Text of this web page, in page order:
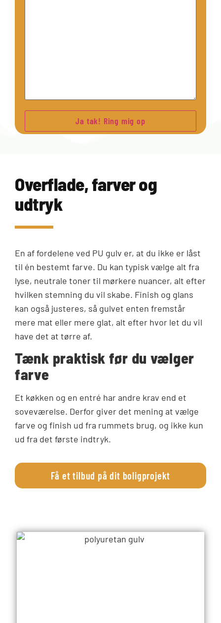
Overflade, farver og
udtryk
En af fordelene ved PU gulv er, at du ikke er låst
til én bestemt farve. Du kan typisk vælge alt fra
lyse, neutrale toner til mørkere nuancer, alt efter
hvilken stemning du vil skabe. Finish og glans
kan også justeres, så gulvet enten fremstår
mere mat eller mere glat, alt efter hvor let du vil
have det at tørre af.
Tænk praktisk før du vælger
farve
Et køkken og en entré har andre krav end et
soveværelse. Derfor giver det mening at vælge
farve og finish ud fra rummets brug, og ikke kun
ud fra det første indtryk.
Få et tilbud på dit boligprojekt